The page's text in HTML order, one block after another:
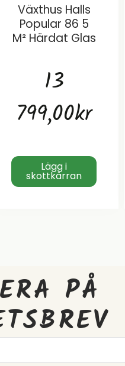
Växthus Halls
Popular 86 5
M² Härdat Glas
13
799,00kr
Lägg i
skottkärran
PÅ